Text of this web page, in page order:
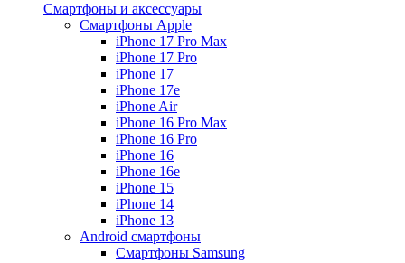
Смартфоны и аксессуары
Смартфоны Apple
iPhone 17 Pro Max
iPhone 17 Pro
iPhone 17
iPhone 17e
iPhone Air
iPhone 16 Pro Max
iPhone 16 Pro
iPhone 16
iPhone 16e
iPhone 15
iPhone 14
iPhone 13
Android cмартфоны
Смартфоны Samsung